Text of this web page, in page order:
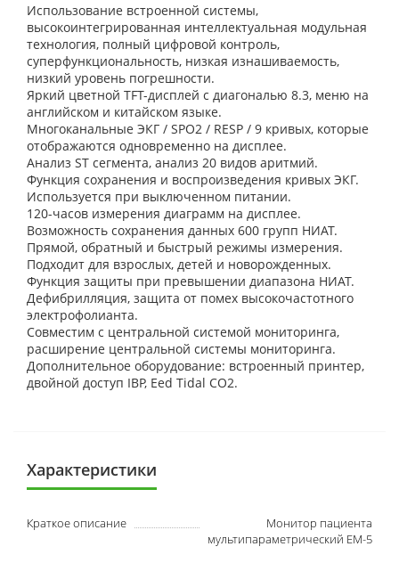
Использование встроенной системы,
высокоинтегрированная интеллектуальная модульная
технология, полный цифровой контроль,
суперфункциональность, низкая изнашиваемость,
низкий уровень погрешности.
Яркий цветной TFT-дисплей с диагональю 8.3, меню на
английском и китайском языке.
Многоканальные ЭКГ / SPO2 / RESP / 9 кривых, которые
отображаются одновременно на дисплее.
Анализ ST сегмента, анализ 20 видов аритмий.
Функция сохранения и воспроизведения кривых ЭКГ.
Используется при выключенном питании.
120-часов измерения диаграмм на дисплее.
Возможность сохранения данных 600 групп НИАТ.
Прямой, обратный и быстрый режимы измерения.
Подходит для взрослых, детей и новорожденных.
Функция защиты при превышении диапазона НИАТ.
Дефибрилляция, защита от помех высокочастотного
электрофолианта.
Совместим с центральной системой мониторинга,
расширение центральной системы мониторинга.
Дополнительное оборудование: встроенный принтер,
двойной доступ IBP, Eed Tidal CO2.
Характеристики
Краткое описание
Монитор пациента
мультипараметрический ЕМ-5